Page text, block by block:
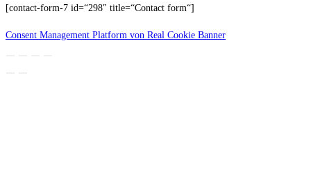
[contact-form-7 id=“298″ title=“Contact form“]
Consent Management Platform von Real Cookie Banner